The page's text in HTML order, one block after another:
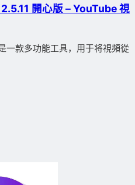
開心版 – YouTube 視
款多功能工具，用于将視頻從